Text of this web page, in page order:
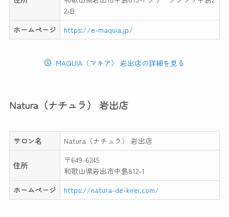
2-B
ホームページ
https://e-maquia.jp/
MAQUIA（マキア） 岩出店の詳細を見る
Natura（ナチュラ） 岩出店
サロン名 Natura（ナチュラ） 岩出店
住所
〒649-6245
和歌山県岩出市中島812-1
ホームページ
https://natura-de-kirei.com/